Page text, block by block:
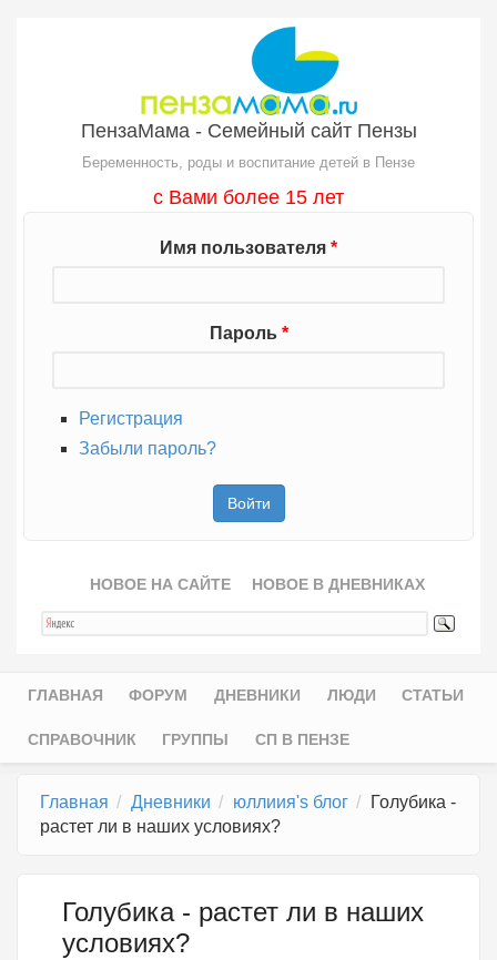
ПензаМама - Семейный сайт Пензы
Беременность, роды и воспитание детей в Пензе
с Вами более 15 лет
Имя пользователя *
Пароль *
Регистрация
Забыли пароль?
НОВОЕ НА САЙТЕ НОВОЕ В ДНЕВНИКАХ
Главное меню
ГЛАВНАЯ ФОРУМ ДНЕВНИКИ ЛЮДИ СТАТЬИ
СПРАВОЧНИК ГРУППЫ СП В ПЕНЗЕ
Главная Дневники юллиия's блог
Голубика -
растет ли в наших условиях?
Голубика - растет ли в наших
условиях?